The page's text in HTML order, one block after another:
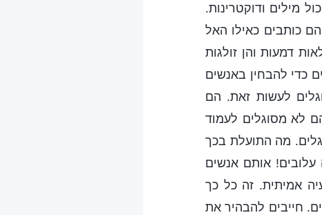
מילים ודוקטרינות.
כותבים כאילו האל
דמעות והן זולגות
כדי להבחין באנשים
לעשות זאת. הם
לא מסוגלים לעמוד
מה התועלת בכך
אותם אנשים
אמיתית. זה כל כך
חייבים להבהיר את